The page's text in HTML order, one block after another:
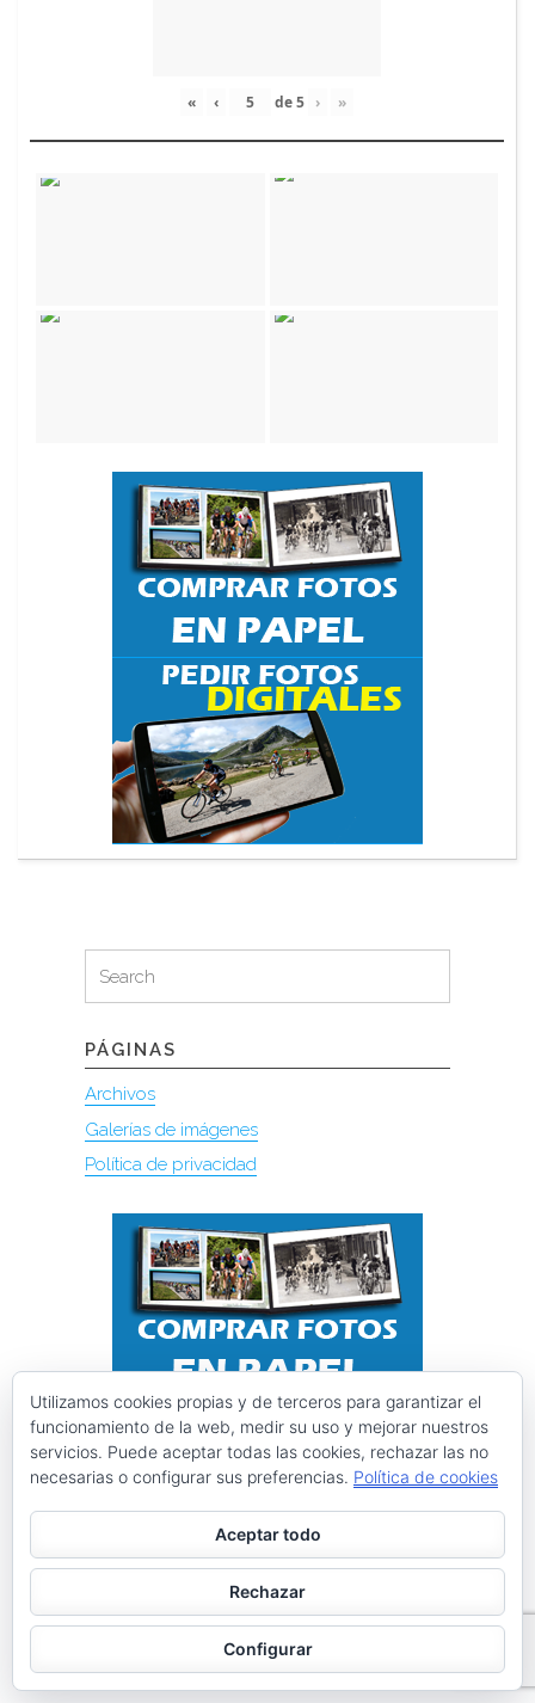
« ‹ de5 › »
for:
Search
PÁGINAS
Archivos
Galerías de imágenes
Política de privacidad
Utilizamos cookies propias y de terceros para garantizar el
funcionamiento de la web, medir su uso y mejorar nuestros
servicios. Puede aceptar todas las cookies, rechazar las no
necesarias o configurar sus preferencias. Política de cookies
Aceptar todo
Rechazar
Configurar